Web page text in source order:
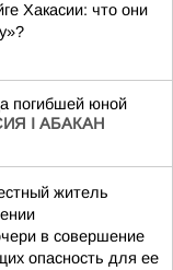
Хакасии: что они
погибшей юной
I АБАКАН
житель
в совершение
опасность для ее